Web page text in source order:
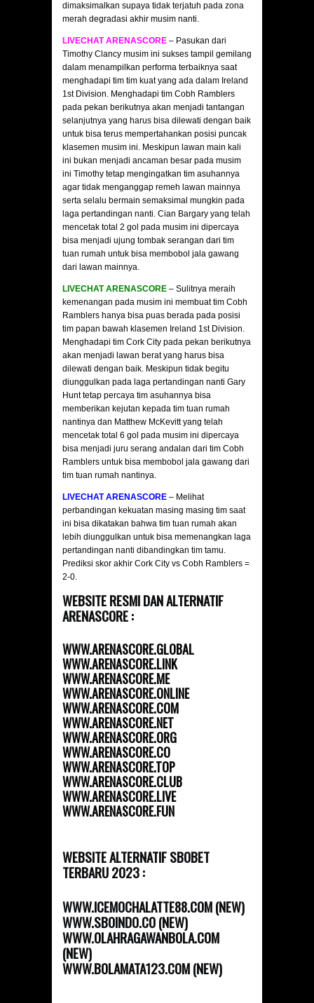
dimaksimalkan supaya tidak terjatuh pada zona
merah degradasi akhir musim nanti.
LIVECHAT ARENASCORE – Pasukan dari
Timothy Clancy musim ini sukses tampil gemilang
dalam menampilkan performa terbaiknya saat
menghadapi tim tim kuat yang ada dalam Ireland
1st Division. Menghadapi tim Cobh Ramblers
pada pekan berikutnya akan menjadi tantangan
selanjutnya yang harus bisa dilewati dengan baik
untuk bisa terus mempertahankan posisi puncak
klasemen musim ini. Meskipun lawan main kali
ini bukan menjadi ancaman besar pada musim
ini Timothy tetap mengingatkan tim asuhannya
agar tidak menganggap remeh lawan mainnya
serta selalu bermain semaksimal mungkin pada
laga pertandingan nanti. Cian Bargary yang telah
mencetak total 2 gol pada musim ini dipercaya
bisa menjadi ujung tombak serangan dari tim
tuan rumah untuk bisa membobol jala gawang
dari lawan mainnya.
LIVECHAT ARENASCORE – Sulitnya meraih
kemenangan pada musim ini membuat tim Cobh
Ramblers hanya bisa puas berada pada posisi
tim papan bawah klasemen Ireland 1st Division.
Menghadapi tim Cork City pada pekan berikutnya
akan menjadi lawan berat yang harus bisa
dilewati dengan baik. Meskipun tidak begitu
diunggulkan pada laga pertandingan nanti Gary
Hunt tetap percaya tim asuhannya bisa
memberikan kejutan kepada tim tuan rumah
nantinya dan Matthew McKevitt yang telah
mencetak total 6 gol pada musim ini dipercaya
bisa menjadi juru serang andalan dari tim Cobh
Ramblers untuk bisa membobol jala gawang dari
tim tuan rumah nantinya.
LIVECHAT ARENASCORE – Melihat
perbandingan kekuatan masing masing tim saat
ini bisa dikatakan bahwa tim tuan rumah akan
lebih diunggulkan untuk bisa memenangkan laga
pertandingan nanti dibandingkan tim tamu.
Prediksi skor akhir Cork City vs Cobh Ramblers =
2-0.
WEBSITE RESMI DAN ALTERNATIF
ARENASCORE :
WWW.ARENASCORE.GLOBAL
WWW.ARENASCORE.LINK
WWW.ARENASCORE.ME
WWW.ARENASCORE.ONLINE
WWW.ARENASCORE.COM
WWW.ARENASCORE.NET
WWW.ARENASCORE.ORG
WWW.ARENASCORE.CO
WWW.ARENASCORE.TOP
WWW.ARENASCORE.CLUB
WWW.ARENASCORE.LIVE
WWW.ARENASCORE.FUN
WEBSITE ALTERNATIF SBOBET
TERBARU 2023 :
WWW.ICEMOCHALATTE88.COM (NEW)
WWW.SBOINDO.CO (NEW)
WWW.OLAHRAGAWANBOLA.COM
(NEW)
WWW.BOLAMATA123.COM (NEW)